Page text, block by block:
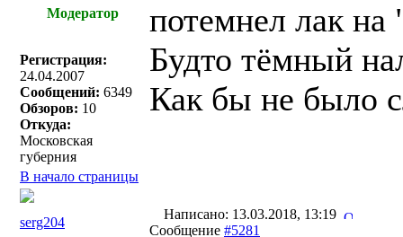
Модератор
Регистрация:
24.04.2007
Сообщений: 6349
Обзоров: 10
Откуда:
Московская
губерния
потемнел лак
Будто тëмный
Как бы не было
В начало страницы
serg204
Написано: 13.03.2018, 13:19
Сообщение #5281